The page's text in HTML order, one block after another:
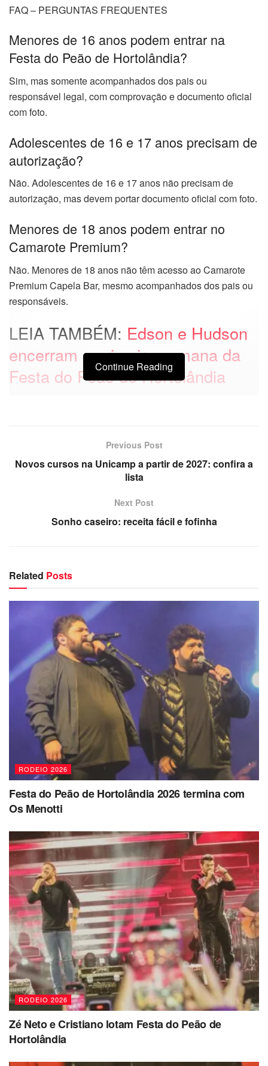
FAQ – PERGUNTAS FREQUENTES
Menores de 16 anos podem entrar na
Festa do Peão de Hortolândia?
Sim, mas somente acompanhados dos pais ou
responsável legal, com comprovação e documento oficial
com foto.
Adolescentes de 16 e 17 anos precisam de
autorização?
Não. Adolescentes de 16 e 17 anos não precisam de
autorização, mas devem portar documento oficial com foto.
Menores de 18 anos podem entrar no
Camarote Premium?
Não. Menores de 18 anos não têm acesso ao Camarote
Premium Capela Bar, mesmo acompanhados dos pais ou
responsáveis.
LEIA TAMBÉM: Edson e Hudson
encerram a primeira semana da
Festa do Peão de Hortolândia
Continue Reading
Previous Post
Novos cursos na Unicamp a partir de 2027: confira a
lista
Next Post
Sonho caseiro: receita fácil e fofinha
Related Posts
RODEIO 2026
Festa do Peão de Hortolândia 2026 termina com
Os Menotti
RODEIO 2026
Zé Neto e Cristiano lotam Festa do Peão de
Hortolândia